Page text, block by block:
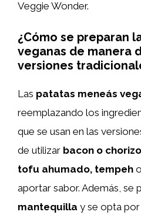
Veggie Wonder.
¿Cómo se preparan
veganas de manera
versiones
Las patatas meneás
reemplazando los
que se usan en las
de utilizar bacon o chorizo
tofu ahumado, tempeh
aportar sabor. Además, se
mantequilla y se opta por